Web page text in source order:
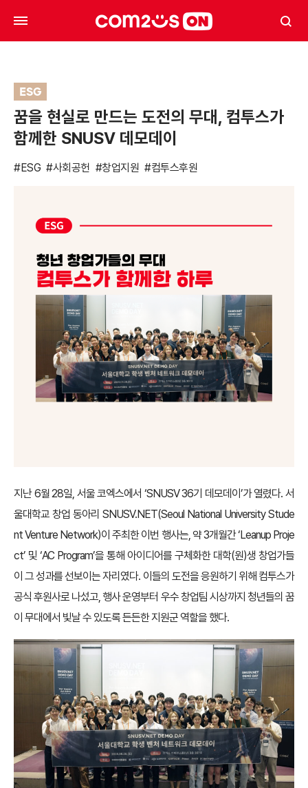
ESG
꿈을 현실로 만드는 도전의 무대, 컴투스가
함께한 SNUSV 데모데이
#ESG #사회공헌 #창업지원 #컴투스후원
지난 6월 28일, 서울 코엑스에서 ‘SNUSV 36기 데모데이’가 열렸다. 서
울대학교 창업 동아리 SNUSV.NET(Seoul National University Stude
nt Venture Network)이 주최한 이번 행사는, 약 3개월간 ‘Leanup Proje
ct’ 및 ‘AC Program’을 통해 아이디어를 구체화한 대학(원)생 창업가들
이 그 성과를 선보이는 자리였다. 이들의 도전을 응원하기 위해 컴투스가
공식 후원사로 나섰고, 행사 운영부터 우수 창업팀 시상까지 청년들의 꿈
이 무대에서 빛날 수 있도록 든든한 지원군 역할을 했다.